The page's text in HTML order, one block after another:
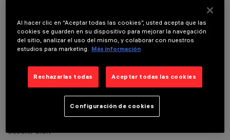
COMPONENTES OPCIONALES
DATOS TÉCNICOS
ÚLTIMA ACTUALIZACIÓN: 05/08/2026
DESCRIPCIÓN
Al hacer clic en “Aceptar todas las cookies”, usted acepta que las
cookies se guarden en su dispositivo para mejorar la navegación
del sitio, analizar el uso del mismo, y colaborar con nuestros
estudios para marketing.
Más información
Rechazarlas todas Aceptar todas las cookies
Configuración de cookies